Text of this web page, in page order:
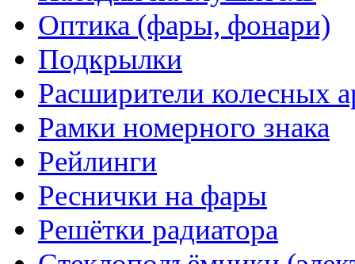
Оптика (фары, фонари)
Подкрылки
Расширители колесных
Рамки номерного знака
Рейлинги
Реснички на фары
Решётки радиатора